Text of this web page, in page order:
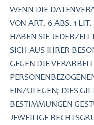
WENN DIE
VON ART. 6 ABS. 1 LIT.
HABEN SIE
SICH AUS IHRER
GEGEN DIE
EINZULEGEN; DIES
BESTIMMUNGEN
JEWEILIGE